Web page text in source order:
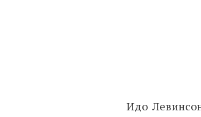
Идо